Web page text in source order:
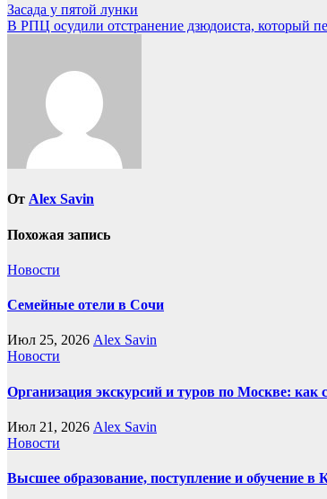
Навигация
по
Засада у пятой лунки
В РПЦ осудили отстранение дзюдоиста, который
От Alex Savin
Похожая запись
Новости
Семейные отели в Сочи
Июл 25, 2026 Alex Savin
Новости
Организация экскурсий и туров по Москве: как
Июл 21, 2026 Alex Savin
Новости
Высшее образование, поступление и обучение в